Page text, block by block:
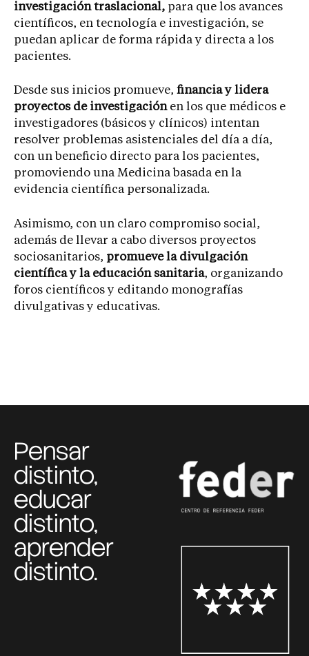
investigación traslacional, para que los avances
científicos, en tecnología e investigación, se
puedan aplicar de forma rápida y directa a los
pacientes.
Desde sus inicios promueve, financia y lidera
proyectos de investigaciónen los que médicos e
investigadores (básicos y clínicos) intentan
resolver problemas asistenciales del día a día,
con un beneficio directo para los pacientes,
promoviendo una Medicina basada en la
evidencia científica personalizada.
Asimismo, con un claro compromiso social,
además de llevar a cabo diversos proyectos
sociosanitarios, promueve la divulgación
científica y la educación sanitaria, organizando
foros científicos y editando monografías
divulgativas y educativas.
Pensar
distinto,
educar
distinto,
aprender
distinto.